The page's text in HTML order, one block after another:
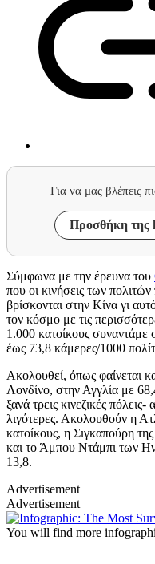
Για να μας βλέπεις
Προσθήκη της
Σύμφωνα με την έρευνα του
που οι κινήσεις των
βρίσκονται στην Κίνα γι
τον κόσμο με τις
1.000 κατοίκους συναντάμε
έως 73,8 κάμερες/1000
Ακολουθεί, όπως φαίνεται
Λονδίνο, στην Αγγλία με
ξανά τρεις κινεζικές
λιγότερες. Ακολουθούν η
κατοίκους, η Σιγκαπούρη
και το Άμπου Ντάμπι των
13,8.
Advertisement
Advertisement
You will find more